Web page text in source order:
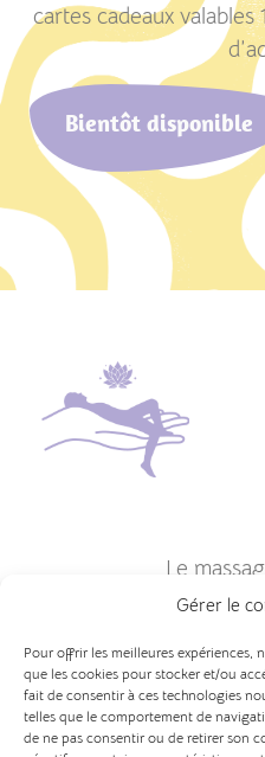
Gérer le
Pour offrir les meilleures expériences,
que les cookies pour stocker et/ou
fait de consentir à ces technologies
telles que le comportement de
de ne pas consentir ou de retirer son
cartes cadeaux
Bientôt disponible
Le
Massage en